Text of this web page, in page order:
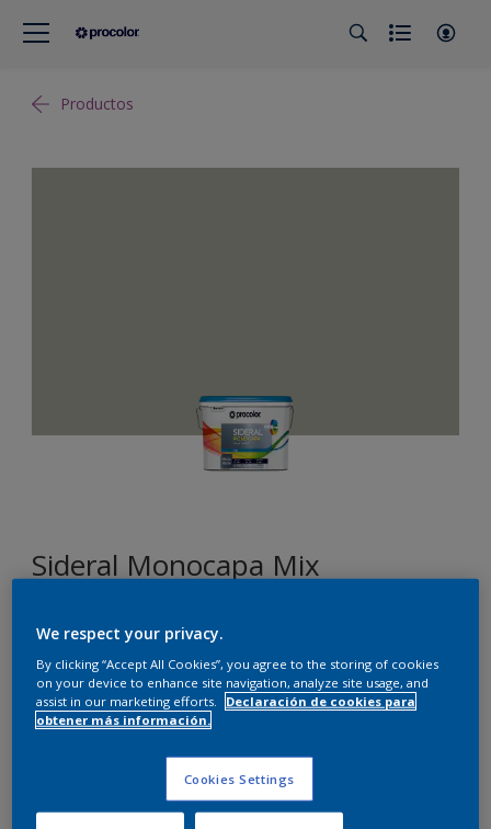
Productos
Sideral Monocapa Mix
J0.05.65
Cambiar de color
Tamaño
4 L
Cantidad Calculadora de pintura
We respect your privacy.
By clicking “Accept All Cookies”, you agree to the storing of cookies
on your device to enhance site navigation, analyze site usage, and
assist in our marketing efforts.
Declaración de cookies para
obtener más información.
Cookies Settings